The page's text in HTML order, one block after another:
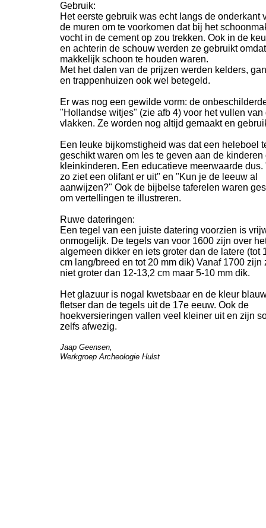
Gebruik:
Het eerste gebruik was echt langs de onderkant
de muren om te voorkomen dat bij het
vocht in de cement op zou trekken. Ook in de
en achterin de schouw werden ze gebruikt
makkelijk schoon te houden waren.
Met het dalen van de prijzen werden kelders,
en trappenhuizen ook wel betegeld.
Er was nog een gewilde vorm: de
"Hollandse witjes" (zie afb 4) voor het vullen van
vlakken. Ze worden nog altijd gemaakt en
Een leuke bijkomstigheid was dat een heleboel
geschikt waren om les te geven aan de kinderen
kleinkinderen. Een educatieve meerwaarde dus.
zo ziet een olifant er uit" en "Kun je de leeuw al
aanwijzen?" Ook de bijbelse taferelen waren
om vertellingen te illustreren.
Ruwe dateringen:
Een tegel van een juiste datering voorzien is
onmogelijk. De tegels van voor 1600 zijn over
algemeen dikker en iets groter dan de latere (tot
cm lang/breed en tot 20 mm dik) Vanaf 1700 zijn
niet groter dan 12-13,2 cm maar 5-10 mm dik.
Het glazuur is nogal kwetsbaar en de kleur
fletser dan de tegels uit de 17e eeuw. Ook de
hoekversieringen vallen veel kleiner uit en zijn
zelfs afwezig.
Jaap Geensen,
Werkgroep Archeologie Hulst